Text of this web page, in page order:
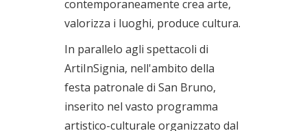
contemporaneamente crea arte,
valorizza i luoghi, produce cultura.
In parallelo agli spettacoli di
ArtiInSignia, nell'ambito della
festa patronale di San Bruno,
inserito nel vasto programma
artistico-culturale organizzato dal